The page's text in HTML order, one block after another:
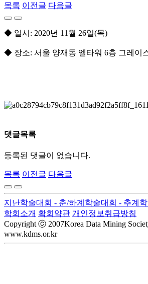
목록 이전글 다음글
◆ 일시: 2020년 11월 26일(목)
◆ 장소: 서울 양재동 엘타워 6층 그레이
댓글목록
등록된 댓글이 없습니다.
목록 이전글 다음글
지난학술대회 - 춘/하계학술대회 - 추계
학회소개 확회약관 개인정보취급방침
Copyright ⓒ 2007Korea Data Mining
www.kdms.or.kr